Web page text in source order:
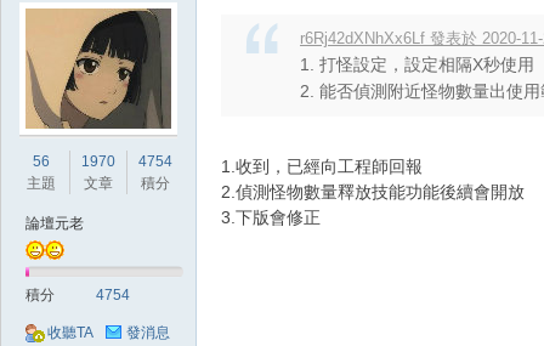
56
主題
1970
文章
4754
積分
論壇元老
積分 4754
收聽TA 發消息
r6Rj42dXNhXx6Lf 發表於 2020-
1. 打怪設定，設定相隔X秒使用
2. 能否偵測附近怪物數量出使
1.收到，已經向工程師回報
2.偵測怪物數量釋放技能功能後續會開放
3.下版會修正